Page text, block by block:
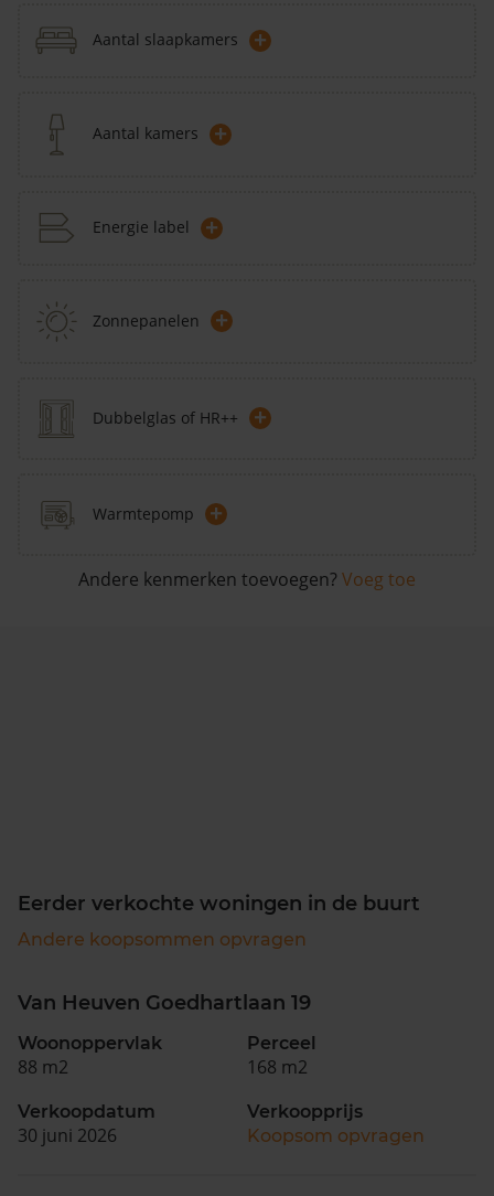
Aantal slaapkamers +
Aantal kamers +
Energie label +
Zonnepanelen +
Dubbelglas of HR++ +
Warmtepomp +
Andere kenmerken toevoegen? Voeg toe
Eerder verkochte woningen in de buurt
Andere koopsommen opvragen
Van Heuven Goedhartlaan 19
Woonoppervlak
88 m2
Perceel
168 m2
Verkoopdatum
30 juni 2026
Verkoopprijs
Koopsom opvragen